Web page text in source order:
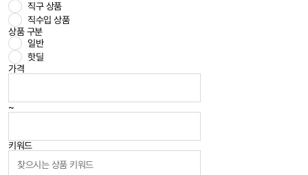
직구 상품
직수입 상품
상품 구분
일반
핫딜
가격
~
키워드